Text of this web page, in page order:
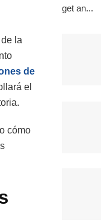
la
de
el
cómo
get an...